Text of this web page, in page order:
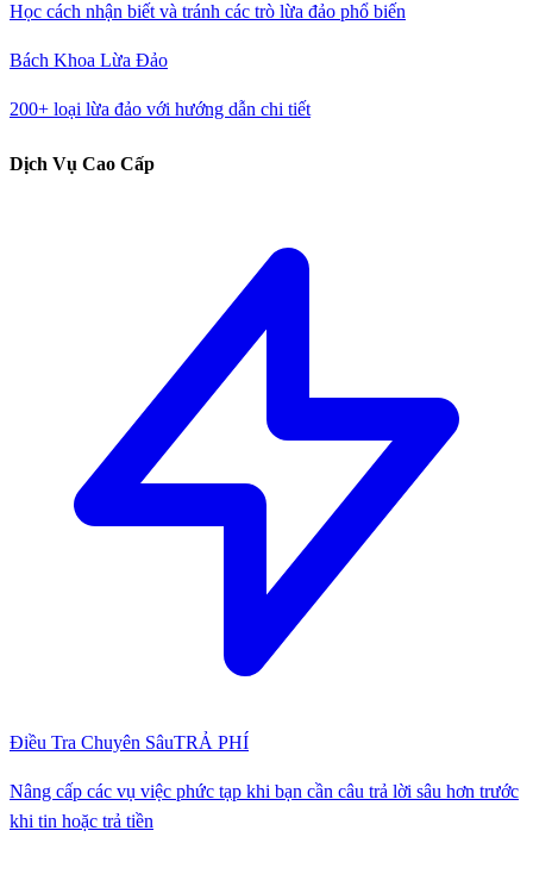
Học cách nhận biết và tránh các trò lừa đảo phổ biến
Bách Khoa Lừa Đảo
200+ loại lừa đảo với hướng dẫn chi tiết
Dịch Vụ Cao Cấp
Điều Tra Chuyên SâuTRẢ PHÍ
Nâng cấp các vụ việc phức tạp khi bạn cần câu trả lời sâu hơn trước
khi tin hoặc trả tiền